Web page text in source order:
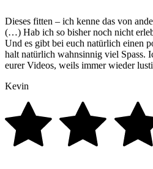
Dieses fitten – ich kenne das von
(…) Hab ich so bisher noch nicht
Und es gibt bei euch natürlich einen
halt natürlich wahnsinnig viel Spass.
eurer Videos, weils immer wieder
Kevin